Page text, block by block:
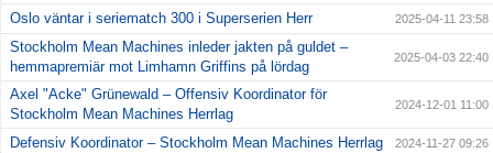
Oslo väntar i seriematch 300 i Superserien Herr 2025-04-11 23:58
Stockholm Mean Machines inleder jakten på guldet –
hemmapremiär mot Limhamn Griffins på lördag
2025-04-03 22:40
Axel "Acke" Grünewald – Offensiv Koordinator för
Stockholm Mean Machines Herrlag
2024-12-01 11:00
Defensiv Koordinator – Stockholm Mean Machines Herrlag 2024-11-27 09:26